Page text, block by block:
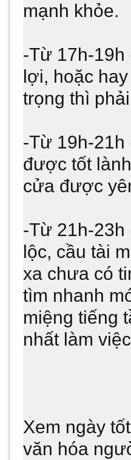
mạnh khỏe.
-Từ 17h-19h
lợi, hoặc
trọng thì
-Từ 19h-21h
được tốt
cửa được
-Từ 21h-23h
lộc, cầu tài
xa chưa có
tìm nhanh
miệng tiếng
nhất làm
Xem ngày
văn hóa